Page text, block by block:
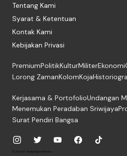
Tentang Kami
Syarat & Ketentuan
Kontak Kami
Kebijakan Privasi
PremiumPolitikKulturMiliterEkonomi
Lorong ZamanKolomKoja
Kerjasama & PortofolioUndangan
Menemukan Peradaban Sriwijaya
Surat Pendiri Bangsa
© 2026, PT. Media Digital Historia.